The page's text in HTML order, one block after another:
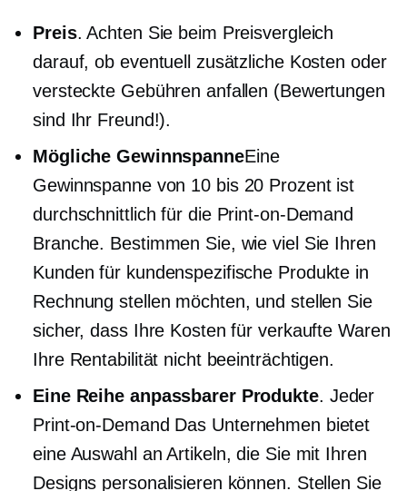
Preis. Achten Sie beim Preisvergleich
darauf, ob eventuell zusätzliche Kosten oder
versteckte Gebühren anfallen (Bewertungen
sind Ihr Freund!).
Mögliche GewinnspanneEine
Gewinnspanne von 10 bis 20 Prozent ist
durchschnittlich für die Print-on-Demand
Branche. Bestimmen Sie, wie viel Sie Ihren
Kunden für kundenspezifische Produkte in
Rechnung stellen möchten, und stellen Sie
sicher, dass Ihre Kosten für verkaufte Waren
Ihre Rentabilität nicht beeinträchtigen.
Eine Reihe anpassbarer Produkte. Jeder
Print-on-Demand Das Unternehmen bietet
eine Auswahl an Artikeln, die Sie mit Ihren
Designs personalisieren können. Stellen Sie